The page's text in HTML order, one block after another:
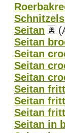
Schnitzels
Seitan
Seitan
Seitan
Seitan
Seitan
Seitan
Seitan
Seitan
Seitan in